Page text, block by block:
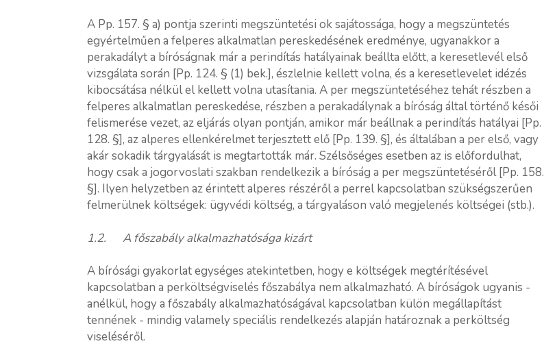
A Pp. 157. § a) pontja szerinti megszüntetési ok sajátossága, hogy a megszüntetés
egyértelműen a felperes alkalmatlan pereskedésének eredménye, ugyanakkor a
perakadályt a bíróságnak már a perindítás hatályainak beállta előtt, a keresetlevél első
vizsgálata során [Pp. 124. § (1) bek.], észlelnie kellett volna, és a keresetlevelet idézés
kibocsátása nélkül el kellett volna utasítania. A per megszüntetéséhez tehát részben a
felperes alkalmatlan pereskedése, részben a perakadálynak a bíróság által történő késői
felismerése vezet, az eljárás olyan pontján, amikor már beállnak a perindítás hatályai [Pp.
128. §], az alperes ellenkérelmet terjesztett elő [Pp. 139. §], és általában a per első, vagy
akár sokadik tárgyalását is megtartották már. Szélsőséges esetben az is előfordulhat,
hogy csak a jogorvoslati szakban rendelkezik a bíróság a per megszüntetéséről [Pp. 158.
§]. Ilyen helyzetben az érintett alperes részéről a perrel kapcsolatban szükségszerűen
felmerülnek költségek: ügyvédi költség, a tárgyaláson való megjelenés költségei (stb.).
1.2. A főszabály alkalmazhatósága kizárt
A bírósági gyakorlat egységes atekintetben, hogy e költségek megtérítésével
kapcsolatban a perköltségviselés főszabálya nem alkalmazható. A bíróságok ugyanis -
anélkül, hogy a főszabály alkalmazhatóságával kapcsolatban külön megállapítást
tennének - mindig valamely speciális rendelkezés alapján határoznak a perköltség
viseléséről.